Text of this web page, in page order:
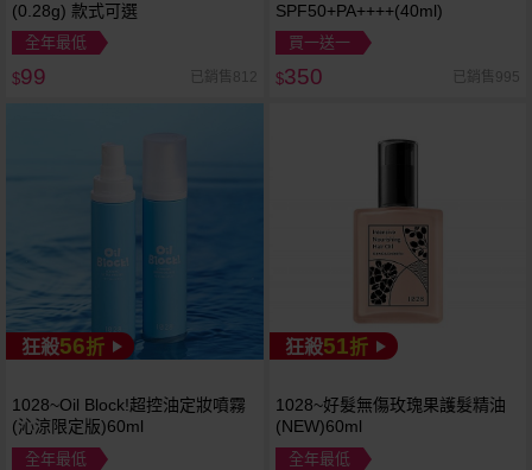
(0.28g) 款式可選
全年最低
$99 已銷售812
SPF50+PA++++(40ml)
買一送一
$350 已銷售995
狂殺56折
1028~Oil Block!超控油定妝噴霧
(沁涼限定版)60ml
全年最低
狂殺51折
1028~好髮無傷玫瑰果護髮精油
(NEW)60ml
全年最低